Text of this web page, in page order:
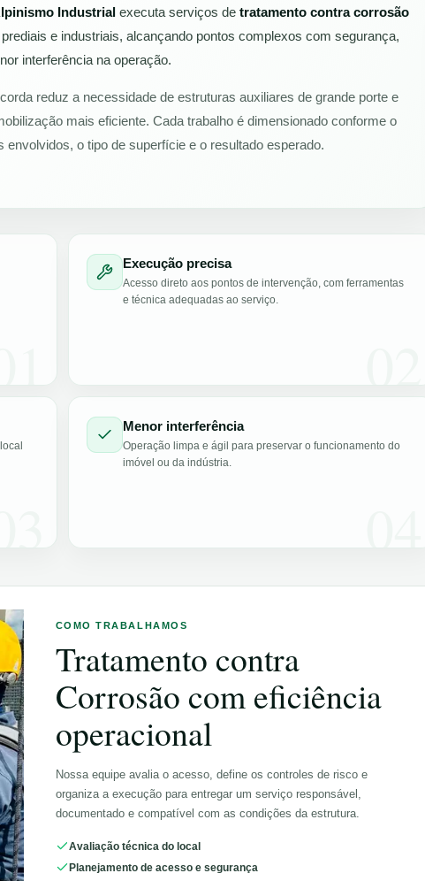
Industrial executa serviços detratamento contra corrosão
e industriais, alcançando pontos complexos com segurança,
interferência na operação.
reduz a necessidade de estruturas auxiliares de grande porte e
mais eficiente. Cada trabalho é dimensionado conforme o
envolvidos, o tipo de superfície e o resultado esperado.
02
Execução precisa
Acesso direto aos pontos de intervenção, com ferramentas
e técnica adequadas ao serviço.
04
Menor interferência
Operação limpa e ágil para preservar o funcionamento do
imóvel ou da indústria.
COMO TRABALHAMOS
Tratamento contra
Corrosão com eficiência
operacional
Nossa equipe avalia o acesso, define os controles de risco e
organiza a execução para entregar um serviço responsável,
documentado e compatível com as condições da estrutura.
Avaliação técnica do local
Planejamento de acesso e segurança